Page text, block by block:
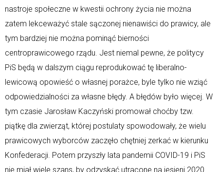
nastroje społeczne w kwestii ochrony życia nie można
zatem lekceważyć stale sączonej nienawiści do prawicy, ale
tym bardziej nie można pominąć bierności
centroprawicowego rządu. Jest niemal pewne, że politycy
PiS będą w dalszym ciągu reprodukować tę liberalno-
lewicową opowieść o własnej porażce, byle tylko nie wziąć
odpowiedzialności za własne błędy. A błędów było więcej. W
tym czasie Jarosław Kaczyński promował choćby tzw.
piątkę dla zwierząt, której postulaty spowodowały, że wielu
prawicowych wyborców zaczęło chętniej zerkać w kierunku
Konfederacji. Potem przyszły lata pandemii COVID-19 i PiS
nie miał wiele szans, by odzyskać utracone na jesieni 2020